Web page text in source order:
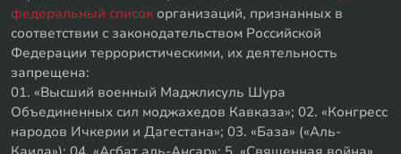
федеральный список организаций, признанных в
соответствии с законодательством Российской
Федерации террористическими, их деятельность
запрещена:
01. «Высший военный Маджлисуль Шура
Объединенных сил моджахедов Кавказа»; 02. «Конгресс
народов Ичкерии и Дагестана»; 03. «База» («Аль-